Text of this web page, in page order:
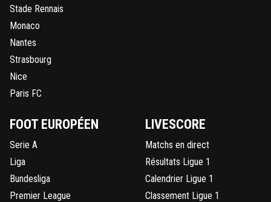
Stade Rennais
Monaco
Nantes
Strasbourg
Nice
Paris FC
FOOT EUROPÉEN
Serie A
Liga
Bundesliga
Premier League
LIVESCORE
Matchs en direct
Résultats Ligue 1
Calendrier Ligue 1
Classement Ligue 1